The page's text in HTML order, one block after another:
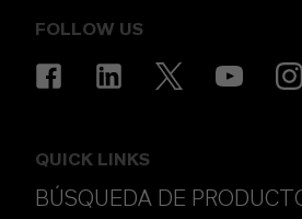
FOLLOW US
QUICK LINKS
BÚSQUEDA DE